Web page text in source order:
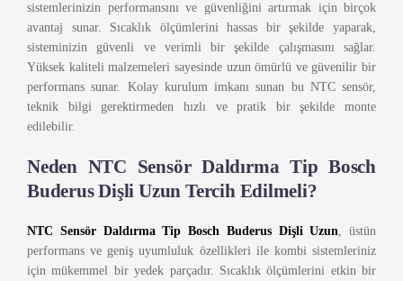
sistemlerinizin performansını ve güvenliğini artırmak için birçok
avantaj sunar. Sıcaklık ölçümlerini hassas bir şekilde yaparak,
sisteminizin güvenli ve verimli bir şekilde çalışmasını sağlar.
Yüksek kaliteli malzemeleri sayesinde uzun ömürlü ve güvenilir bir
performans sunar. Kolay kurulum imkanı sunan bu NTC sensör,
teknik bilgi gerektirmeden hızlı ve pratik bir şekilde monte
edilebilir.
Neden NTC Sensör Daldırma Tip Bosch
Buderus Dişli Uzun Tercih Edilmeli?
NTC Sensör Daldırma Tip Bosch Buderus Dişli Uzun, üstün
performans ve geniş uyumluluk özellikleri ile kombi sistemleriniz
için mükemmel bir yedek parçadır. Sıcaklık ölçümlerini etkin bir